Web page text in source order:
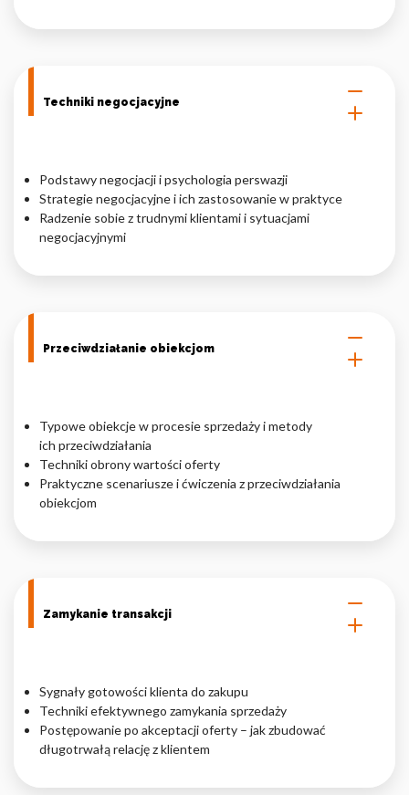
Techniki negocjacyjne
Podstawy negocjacji i psychologia perswazji
Strategie negocjacyjne i ich zastosowanie w praktyce
Radzenie sobie z trudnymi klientami i sytuacjami
negocjacyjnymi
Przeciwdziałanie obiekcjom
Typowe obiekcje w procesie sprzedaży i metody
ich przeciwdziałania
Techniki obrony wartości oferty
Praktyczne scenariusze i ćwiczenia z przeciwdziałania
obiekcjom
Zamykanie transakcji
Sygnały gotowości klienta do zakupu
Techniki efektywnego zamykania sprzedaży
Postępowanie po akceptacji oferty – jak zbudować
długotrwałą relację z klientem